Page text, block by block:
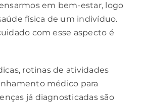
em bem-estar, logo
física de um indivíduo.
com esse aspecto é
rotinas de atividades
médico para
já diagnosticadas são